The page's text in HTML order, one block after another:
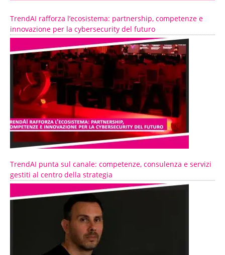
TrendAI rafforza l’ecosistema: partnership, competenze e
innovazione per la cybersecurity del futuro
TrendAI punta sul canale: competenze, consulenza e servizi
gestiti al centro della strategia